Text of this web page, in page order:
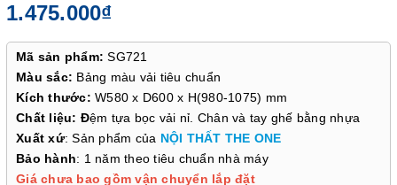
1.475.000₫
Mã sản phẩm: SG721
Màu sắc: Bảng màu vải tiêu chuẩn
Kích thước: W580 x D600 x H(980-1075) mm
Chất liệu: Đệm tựa bọc vải nỉ. Chân và tay ghế bằng nhựa
Xuất xứ: Sản phẩm của NỘI THẤT THE ONE
Bảo hành: 1 năm theo tiêu chuẩn nhà máy
Giá chưa bao gồm vận chuyển lắp đặt